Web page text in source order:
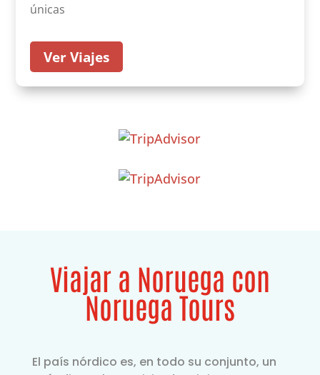
únicas
Ver Viajes
Viajar a Noruega con
Noruega Tours
El país nórdico es, en todo su conjunto, un